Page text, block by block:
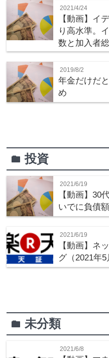
2021/4/24
【動画】イ
り高水準。
数と加入者
2019/8/2
年金だけだ
め
folder投資
2021/6/19
【動画】30
いでに負債
2021/6/19
【動画】ネ
グ（2021年5
folder未分類
2021/6/8